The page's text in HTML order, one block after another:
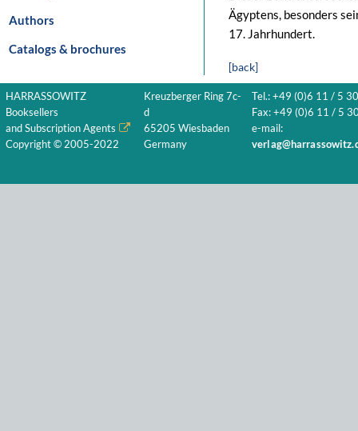
Authors
Catalogs & brochures
Ägyptens, besonders
17. Jahrhundert.
[back]
HARRASSOWITZ
Booksellers
and Subscription Agents
Copyright © 2005-2022
Kreuzberger Ring 7c-
d
65205 Wiesbaden
Germany
Tel.: +49 (0)6 11 / 5
Fax: +49 (0)6 11 / 5
e-mail: